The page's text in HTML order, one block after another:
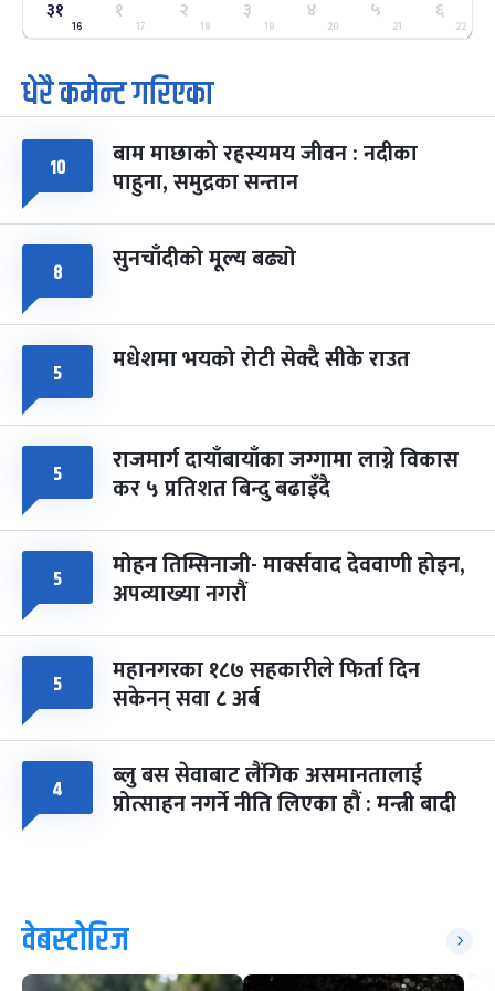
२५
मंगल फाल्गुन २५, २०८३ Mar 9, 2027
७ महिना बाँकी
७
आइत
पूर्णिमा व्रत
चैत्र ७, २०८३-Mar 21, 2027
८ फागुपूर्णिमा
चैत्र ८, २०८३-Mar 22, 2027
७ महिना बाँकी
३१
16
१
17
२
18
३
19
४
20
५
21
६
22
धेरै कमेन्ट गरिएका
१० बाम माछाको रहस्यमय जीवन : नदीका
पाहुना, समुद्रका सन्तान
८ सुनचाँदीको मूल्य बढ्यो
५ मधेशमा भयको रोटी सेक्दै सीके राउत
५ राजमार्ग दायाँबायाँका जग्गामा लाग्ने विकास
कर ५ प्रतिशत बिन्दु बढाइँदै
५ मोहन तिम्सिनाजी- मार्क्सवाद देववाणी होइन,
अपव्याख्या नगरौं
५ महानगरका १८७ सहकारीले फिर्ता दिन
सकेनन् सवा ८ अर्ब
४ ब्लु बस सेवाबाट लैंगिक असमानतालाई
प्रोत्साहन नगर्ने नीति लिएका हौं : मन्त्री बादी
वेबस्टोरिज